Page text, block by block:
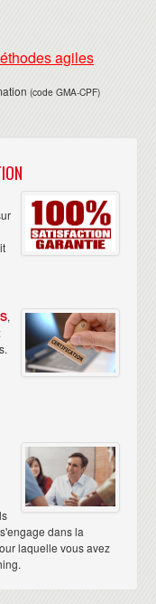
agiles
(code GMA-CPF)
,
dans la
laquelle vous avez